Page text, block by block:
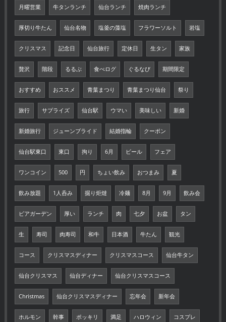
月曜営業 牛タンランチ 仙台ランチ 焼肉ランチ
厚切り牛たん 仙台名物 塩釜の藻塩 フラワーソルト 岩塩
クリスマス 記念日 仙台旅行 定休日 生タン 家族
贅沢 階段 るるぶ 食べログ ぐるなび 期間限定
おすすめ おススメ 青葉まつり 青葉まつり仙台 祭り
旅行 サプライズ 仙台駅 ウマい 美味しい 新婚
新婚旅行 ジューンブライド 結婚指輪 クーポン
仙台駅東口 東口 拘り 6月 ビール フェア
ワンコイン 500 円 ちょい飲み おつまみ 夏
飲み放題 1人呑み 掘り炬燵 冷麺 8月 9月 飲み会
ビアガーデン 厚い ランチ 肉 七夕 お盆 タン
生 寿司 肉寿司 和牛 日本酒 牛たん 観光
コース クリスマスディナー クリスマスコース 仙台牛タン
仙台クリスマス 仙台ディナー 仙台クリスマスコース
Christmas 仙台クリスマスディナー 忘年会 新年会
ホルモン 幹事 ポッキリ 満足 ハロウィン コスプレ